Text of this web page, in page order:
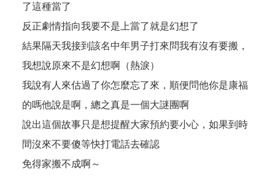
了這種當了
反正劇情指向我要不是上當了就是幻想了
結果隔天我接到該名中年男子打來問我有沒有要搬，
我想說原來不是幻想啊（熱淚）
我說有人來估過了你怎麼忘了來，順便問他你是康福
的嗎他說是啊，總之真是一個大謎團啊
說出這個故事只是想提醒大家預約要小心，如果到時
間沒來不要傻等快打電話去確認
免得家搬不成啊～